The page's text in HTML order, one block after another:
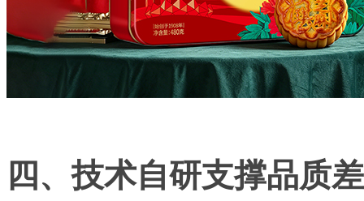
四、技术自研支撑品质